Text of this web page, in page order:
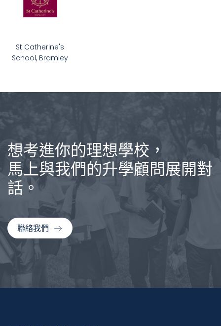
St Catherine's
School, Bramley
想考進你的理想學校，
馬上與我們的升學顧問展開對
話。
聯絡我們